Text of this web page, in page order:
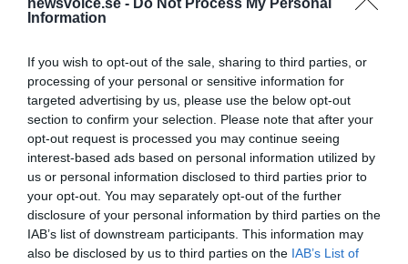
newsvoice.se - Do Not Process My Personal
Information
If you wish to opt-out of the sale, sharing to third parties, or
processing of your personal or sensitive information for
targeted advertising by us, please use the below opt-out
section to confirm your selection. Please note that after your
opt-out request is processed you may continue seeing
interest-based ads based on personal information utilized by
us or personal information disclosed to third parties prior to
your opt-out. You may separately opt-out of the further
disclosure of your personal information by third parties on the
IAB’s list of downstream participants. This information may
also be disclosed by us to third parties on the IAB’s List of
samt ägare i konsultbolaget Larhammar Consulting AB
artikeln:“Läkare säljer örter till cancersjuka”.
Han dömde helt ut Enbys metoder:
“Hans verksamhet borde stoppas omedelbart så
att inte fler patienter kommer till skada”.
tog upp gurkmeja och svartaronia i en
artikelfrån 2013 och citerar där från en rapport
publicerad på Länsstyrelsen i Västra Götalands
hemsida. Rapporten:”Ekologisk odling av aronia och
slånaronia”[källanr 1alternativtnr 2 ] skriven